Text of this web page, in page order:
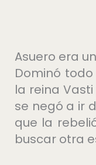
Asuero era
Dominó
la reina
se negó a ir
que la
buscar otra